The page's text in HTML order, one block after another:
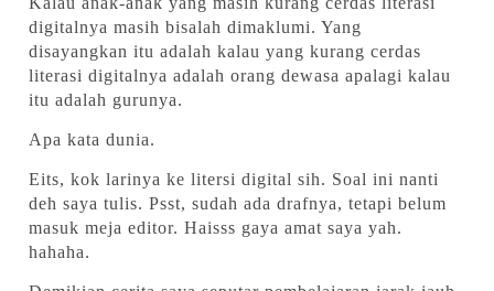
digitalnya masih bisalah dimaklumi. Yang
disayangkan itu adalah kalau yang kurang cerdas
literasi digitalnya adalah orang dewasa apalagi kalau
itu adalah gurunya.
Apa kata dunia.
Eits, kok larinya ke litersi digital sih. Soal ini nanti
deh saya tulis. Psst, sudah ada drafnya, tetapi belum
masuk meja editor. Haisss gaya amat saya yah.
hahaha.